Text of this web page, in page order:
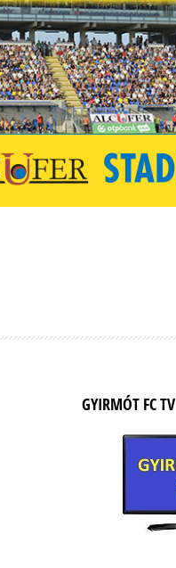
GYIRMÓT FC TV